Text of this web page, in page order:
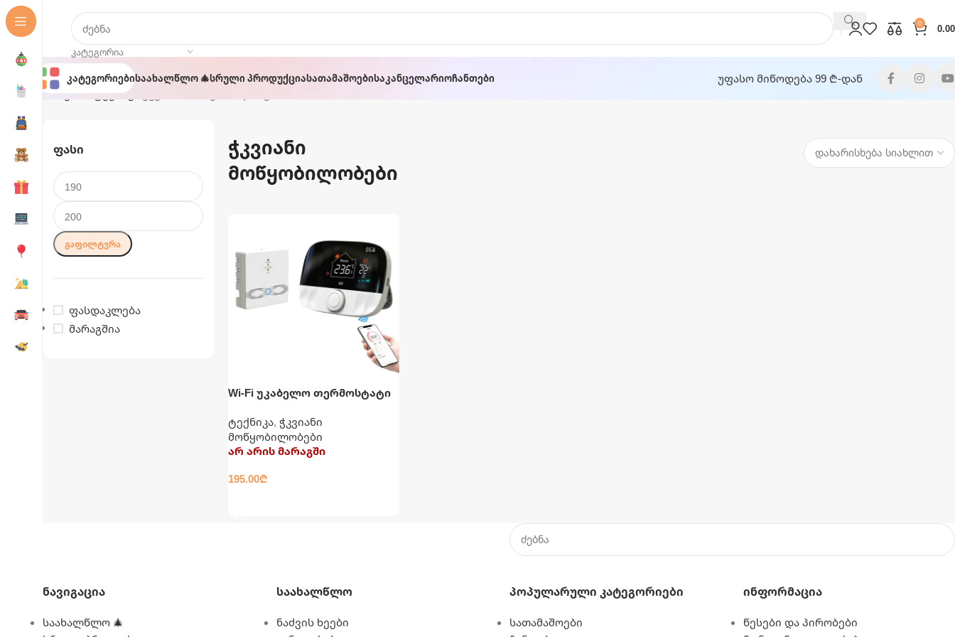
ᲙᲐᲢᲔᲒᲝᲠᲘᲐ
0 0.00
ᲙატეგორიებიᲡაახალწლო 🎄Სრული ᲞროდუქციაᲡათამაშოებიᲡაკანცელარიოᲩანთები
უფასო მიწოდება 99 ₾-დან
მთავარი
ტექნიკა
Ფასი
ᲒᲐᲤᲘᲚᲢᲕᲠᲐ
ფასდაკლება
მარაგშია
ჭკვიანი
მოწყობილობები
Wi-Fi უკაბელო თერმოსტატი
გათბობით
ტექნიკა, ჭკვიანი
მოწყობილობები
არ არის მარაგში
195.00₾
Ნავიგაცია
საახალწლო 🎄
Საახალწლო
ნაძვის ხეები
Პოპულარული Კატეგორიები
სათამაშოები
Ინფორმაცია
წესები და პირობები